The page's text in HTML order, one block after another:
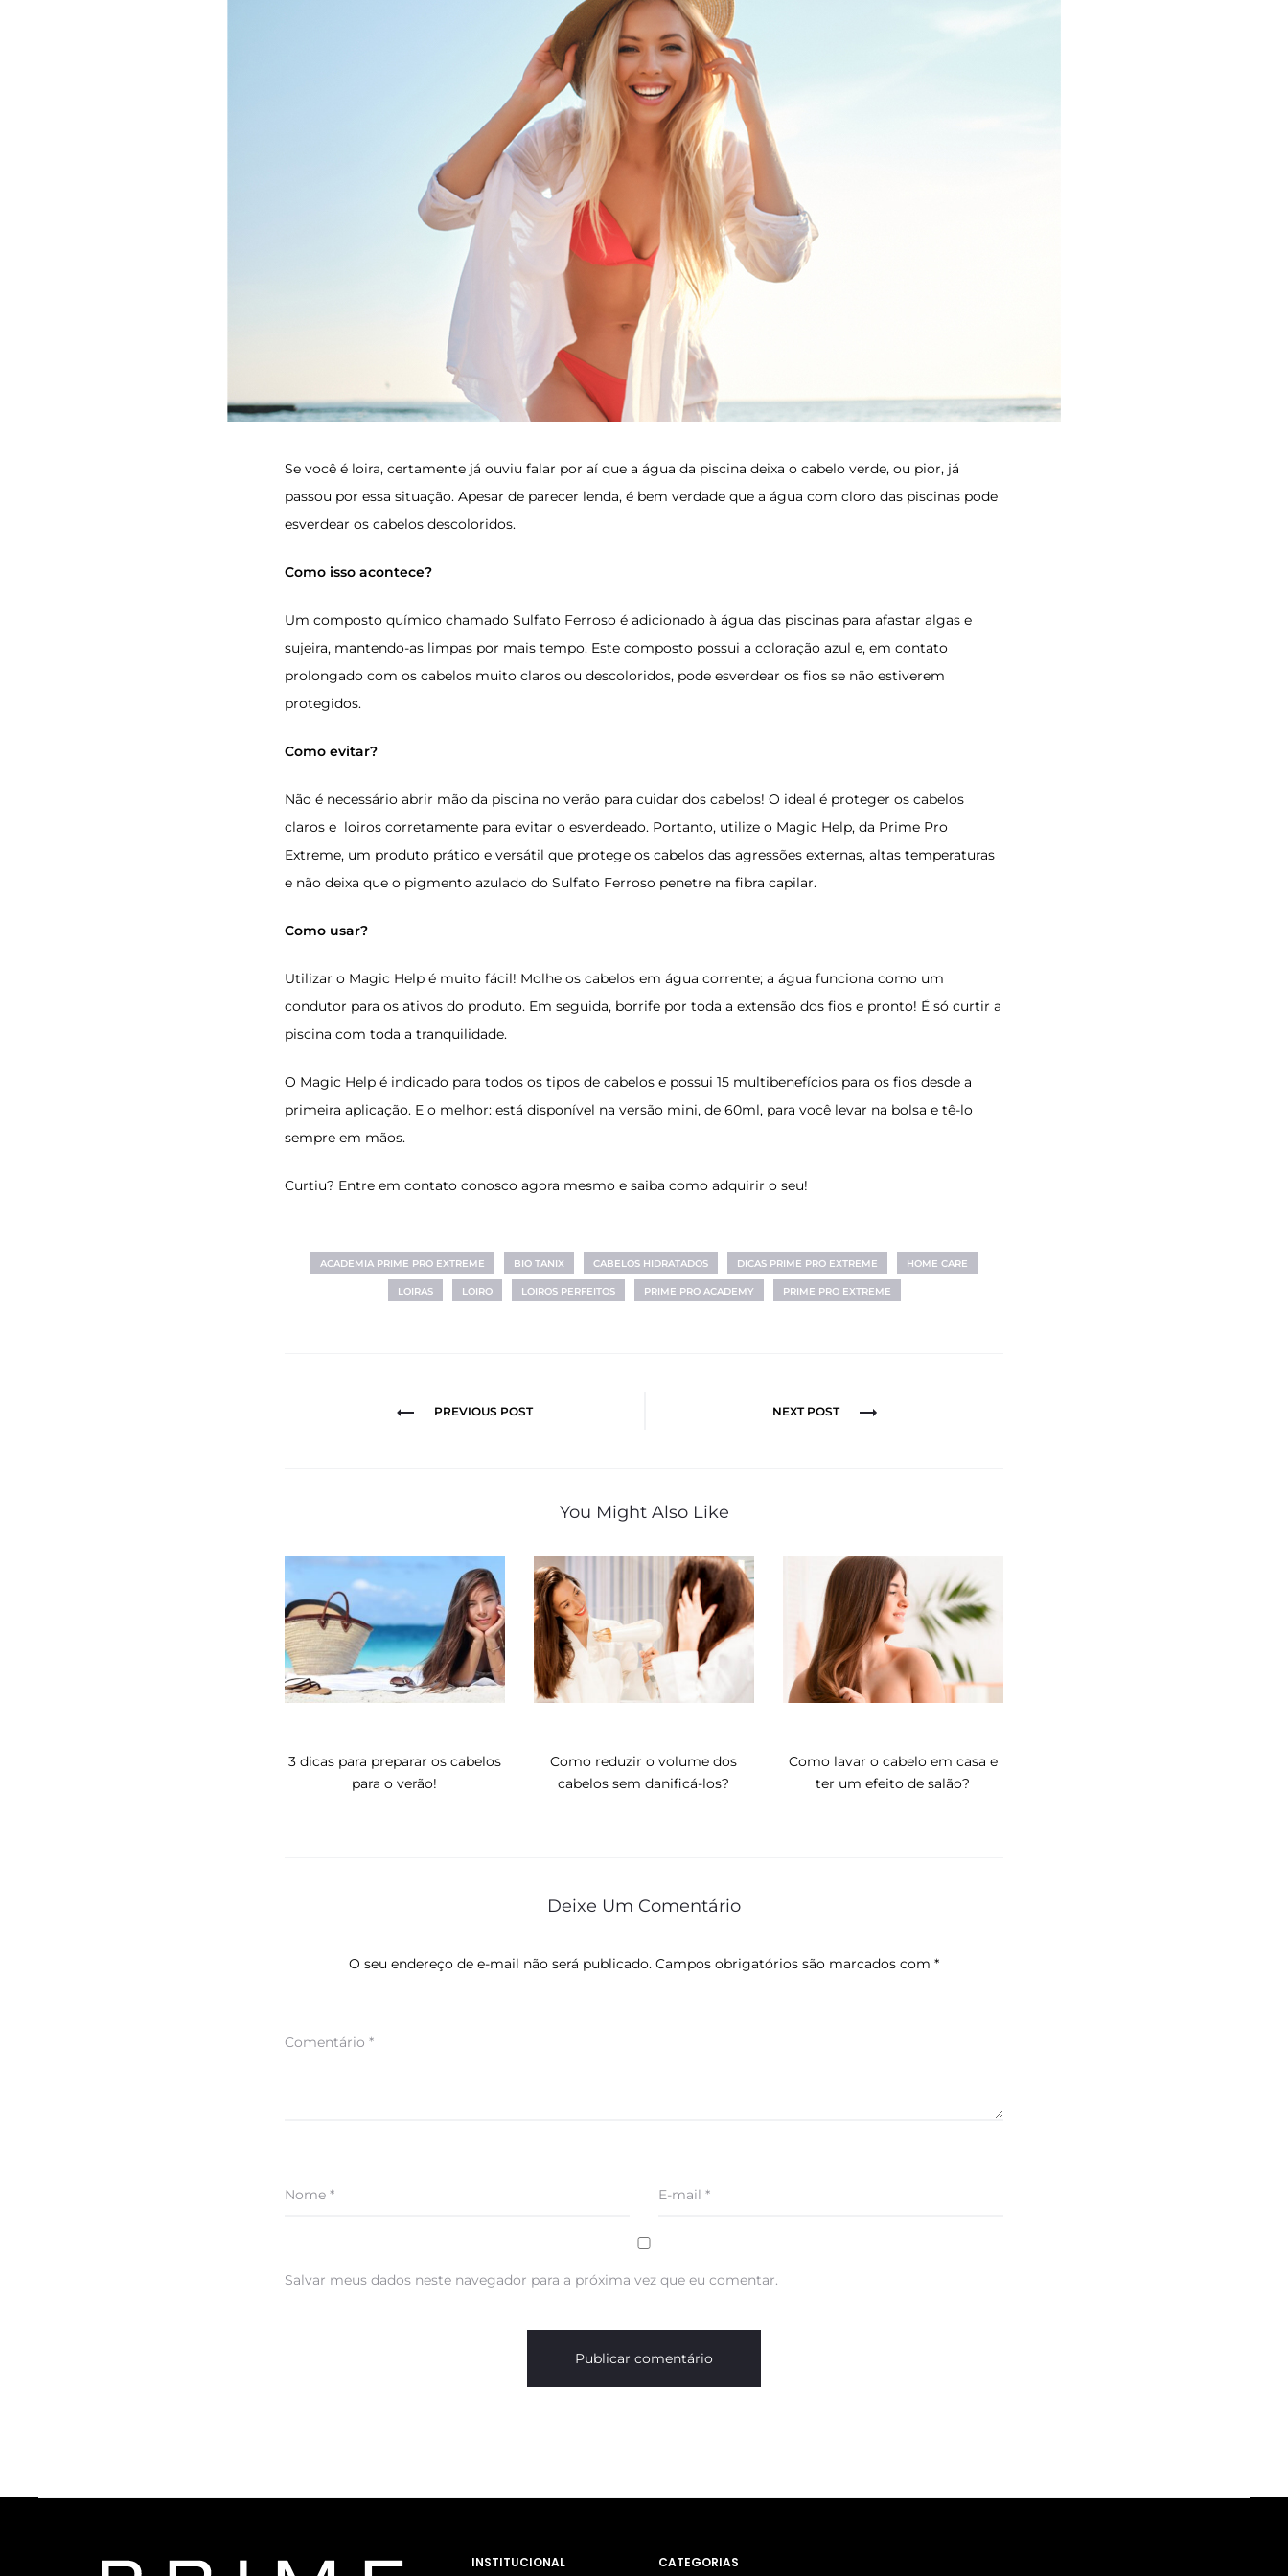
Se você é loira, certamente já ouviu falar por aí que a água da piscina deixa o cabelo verde, ou pior, já
passou por essa situação. Apesar de parecer lenda, é bem verdade que a água com cloro das piscinas pode
esverdear os cabelos descoloridos.
Como isso acontece?
Um composto químico chamado Sulfato Ferroso é adicionado à água das piscinas para afastar algas e
sujeira, mantendo-as limpas por mais tempo. Este composto possui a coloração azul e, em contato
prolongado com os cabelos muito claros ou descoloridos, pode esverdear os fios se não estiverem
protegidos.
Como evitar?
Não é necessário abrir mão da piscina no verão para cuidar dos cabelos! O ideal é proteger os cabelos
claros e loiros corretamente para evitar o esverdeado. Portanto, utilize o Magic Help, da Prime Pro
Extreme, um produto prático e versátil que protege os cabelos das agressões externas, altas temperaturas
e não deixa que o pigmento azulado do Sulfato Ferroso penetre na fibra capilar.
Como usar?
Utilizar o Magic Help é muito fácil! Molhe os cabelos em água corrente; a água funciona como um
condutor para os ativos do produto. Em seguida, borrife por toda a extensão dos fios e pronto! É só curtir a
piscina com toda a tranquilidade.
O Magic Help é indicado para todos os tipos de cabelos e possui 15 multibenefícios para os fios desde a
primeira aplicação. E o melhor: está disponível na versão mini, de 60ml, para você levar na bolsa e tê-lo
sempre em mãos.
Curtiu? Entre em contato conosco agora mesmo e saiba como adquirir o seu!
ACADEMIA PRIME PRO EXTREME BIO TANIX CABELOS HIDRATADOS DICAS PRIME PRO EXTREME HOME CARE
LOIRAS LOIRO LOIROS PERFEITOS PRIME PRO ACADEMY PRIME PRO EXTREME
NavegaçãoPREVIOUS POST NEXT POST
You Might Also Like
3 dicas para preparar os cabelos
para o verão!
Como reduzir o volume dos
cabelos sem danificá-los?
Como lavar o cabelo em casa e
ter um efeito de salão?
Deixe Um Comentário
O seu endereço de e-mail não será publicado. Campos obrigatórios são marcados com *
Comentário *
Nome * E-mail *
Salvar meus dados neste navegador para a próxima vez que eu comentar.
INSTITUCIONAL CATEGORIAS